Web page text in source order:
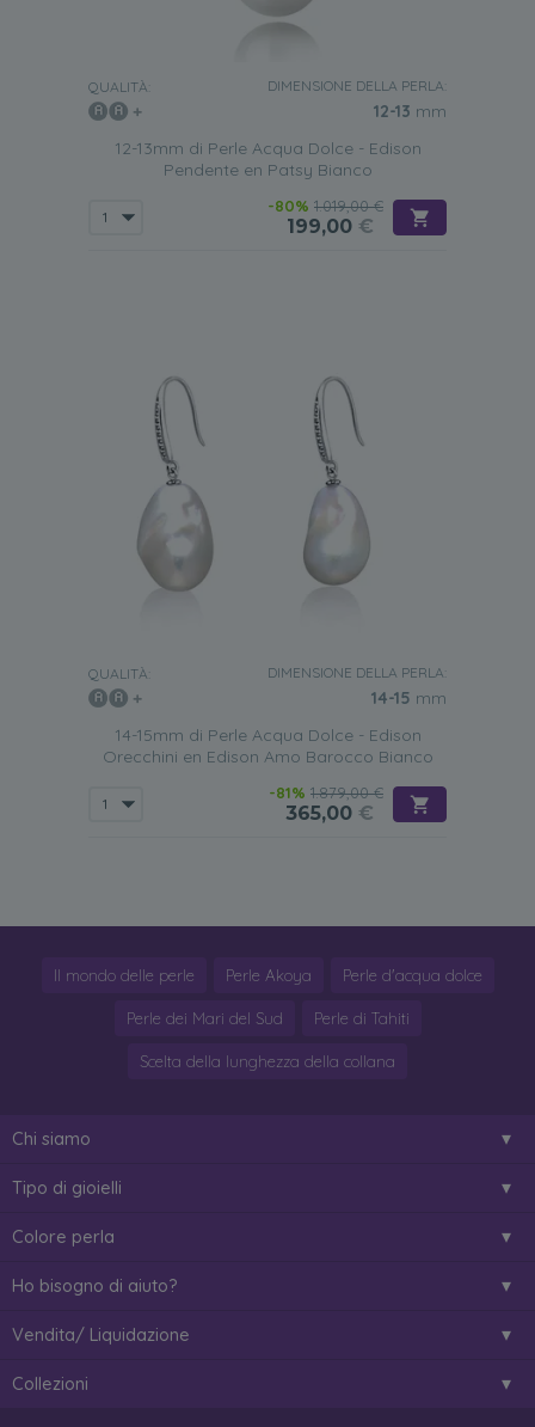
QUALITÀ: DIMENSIONE DELLA PERLA:
12-13 mm
12-13mm di Perle Acqua Dolce - Edison
Pendente en Patsy Bianco
-80% 1.019,00 €
199,00 €
QUALITÀ: DIMENSIONE DELLA PERLA:
14-15 mm
14-15mm di Perle Acqua Dolce - Edison
Orecchini en Edison Amo Barocco Bianco
-81% 1.879,00 €
365,00 €
Il mondo delle perle Perle Akoya Perle d'acqua dolce
Perle dei Mari del Sud Perle di Tahiti
Scelta della lunghezza della collana
Chi siamo
Tipo di gioielli
Colore perla
Ho bisogno di aiuto?
Vendita/ Liquidazione
Collezioni